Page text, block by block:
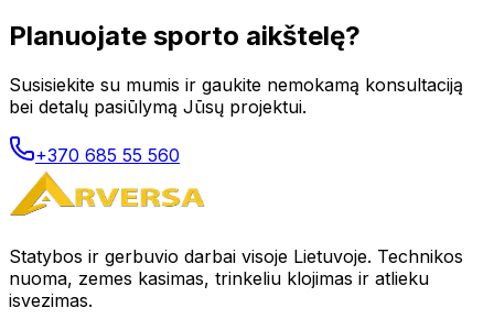
Planuojate sporto aikštelę?
Susisiekite su mumis ir gaukite nemokamą konsultaciją
bei detalų pasiūlymą Jūsų projektui.
+370 685 55 560
Statybos ir gerbuvio darbai visoje Lietuvoje. Technikos
nuoma, zemes kasimas, trinkeliu klojimas ir atlieku
isvezimas.